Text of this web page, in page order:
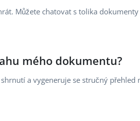
Můžete chatovat s tolika
mého dokumentu?
a vygeneruje se stručný přehled